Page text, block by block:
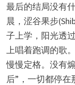
最后的结局没有
晨，涩谷果步
子上学，阳光透
上唱着跑调的歌
慢慢定格。没有
后”，一切都停